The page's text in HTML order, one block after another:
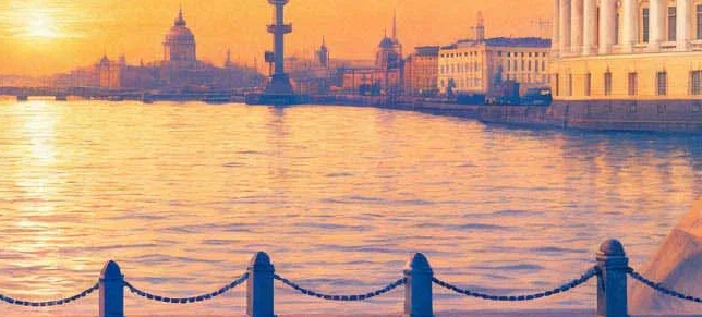
судьбы». Поводом для спора стала трехминутная
предновогодняя речь
идеи кинокомедии.
ночи, — обратил он внимание. — Люди смотрят и смотрят его, причем по многу раз, и
в основе этого фильма, безусловно, не является положительной».
приятели, крепко напились и произошло новогоднее чудо: главный герой нашел
своей невесты. И с другой стороны, самое главное, христианство, церковь
что любой результат является следствием постоянного труда — а здесь совсем другая
и чудо произойдет само собой. Эта идея, безусловно, является идеей вредной и душу